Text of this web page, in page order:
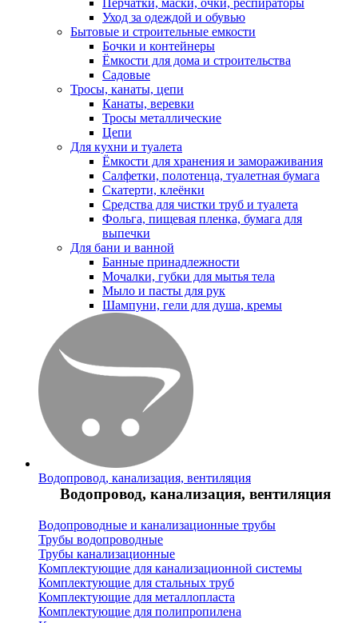
Перчатки, маски, очки, респираторы
Уход за одеждой и обувью
Бытовые и строительные емкости
Бочки и контейнеры
Ёмкости для дома и строительства
Садовые
Тросы, канаты, цепи
Канаты, веревки
Тросы металлические
Цепи
Для кухни и туалета
Ёмкости для хранения и замораживания
Салфетки, полотенца, туалетная бумага
Скатерти, клеёнки
Средства для чистки труб и туалета
Фольга, пищевая пленка, бумага для
выпечки
Для бани и ванной
Банные принадлежности
Мочалки, губки для мытья тела
Мыло и пасты для рук
Шампуни, гели для душа, кремы
Водопровод, канализация, вентиляция
Водопровод, канализация, вентиляция
Водопроводные и канализационные трубы
Трубы водопроводные
Трубы канализационные
Комплектующие для канализационной системы
Комплектующие для стальных труб
Комплектующие для металлопласта
Комплектующие для полипропилена